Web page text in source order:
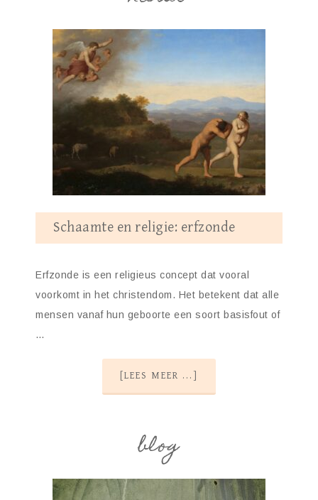
Schaamte en religie: erfzonde
Erfzonde is een religieus concept dat vooral
voorkomt in het christendom. Het betekent dat alle
mensen vanaf hun geboorte een soort basisfout of
…
[LEES MEER ...]
blog